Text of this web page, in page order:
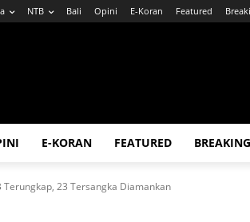
NTB Bali Opini E-Koran Featured
E-KORAN FEATURED
Terungkap, 23 Tersangka Diamankan